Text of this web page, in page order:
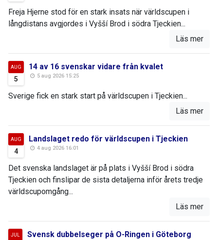
Freja Hjerne stod för en stark insats när världscupen i
långdistans avgjordes i Vyšší Brod i södra Tjeckien...
Läs mer
AUG
5
14 av 16 svenskar vidare från kvalet
5 aug 2026 15:25
Sverige fick en stark start på världscupen i Tjeckien...
Läs mer
AUG
4
Landslaget redo för världscupen i Tjeckien
4 aug 2026 16:01
Det svenska landslaget är på plats i Vyšší Brod i södra
Tjeckien och finslipar de sista detaljerna inför årets tredje
världscupomgång...
Läs mer
JUL Svensk dubbelseger på O-Ringen i Göteborg